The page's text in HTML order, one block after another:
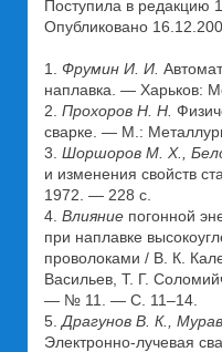
Поступила в редакцию
Опубликовано
1. Фрумин И. И.
наплавка. — Харьков:
2. Прохоров Н. Н.
сварке. — М.:
3. Шоршоров М. Х.,
и изменения свойств
1972. — 228 с.
4. Влияние погонной
при наплавке
проволоками / В. К.
Васильев, Т. Г.
— № 11. — С. 11–14.
5. Драгунов В. К.,
Электронно-лучевая